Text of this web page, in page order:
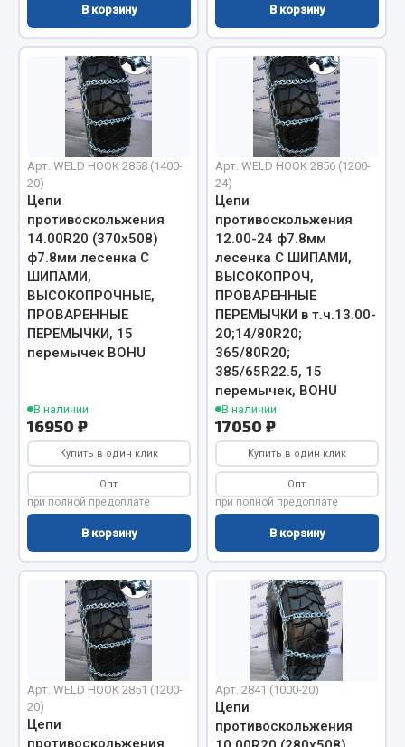
Автокаталоги
Аксессуары автомобильные
Аптечки и знаки автомобильные
Брызговики
Вентиляторы кабины
Вымпела
Показать ещё
Весь раздел
Смазочные материалы
Масла
Охладжающие жидкости
Технические жидкости
Весь раздел
МЕТИЗЫ
Болты
Кольца стопорные
Пресс-масленки
Пробки
Пружины
Хомуты
Показать ещё
Весь раздел
В корзину В корзину
Арт. WELD HOOK 2858 (1400-
20)
Цепи
противоскольжения
14.00R20 (370х508)
ф7.8мм лесенка С
ШИПАМИ,
ВЫСОКОПРОЧНЫЕ,
ПРОВАРЕННЫЕ
ПЕРЕМЫЧКИ, 15
перемычек BOHU
В наличии
16950 ₽
Купить в один клик
Опт
при полной предоплате
В корзину
Арт. WELD HOOK 2856 (1200-
24)
Цепи
противоскольжения
12.00-24 ф7.8мм
лесенка С ШИПАМИ,
ВЫСОКОПРОЧ,
ПРОВАРЕННЫЕ
ПЕРЕМЫЧКИ в т.ч.13.00-
20;14/80R20;
365/80R20;
385/65R22.5, 15
перемычек, BOHU
В наличии
17050 ₽
Купить в один клик
Опт
при полной предоплате
В корзину
Арт. WELD HOOK 2851 (1200-
20)
Цепи
противоскольжения
Арт. 2841 (1000-20)
Цепи
противоскольжения